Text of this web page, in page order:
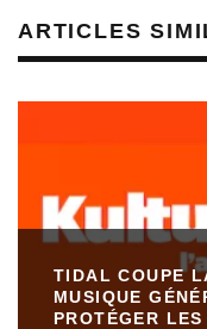
ARTICLES
TIDAL COUPE
MUSIQUE
PROTÉGER